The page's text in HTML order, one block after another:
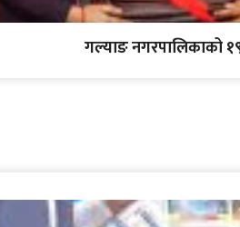
गल्याङ नगरपालिकाको